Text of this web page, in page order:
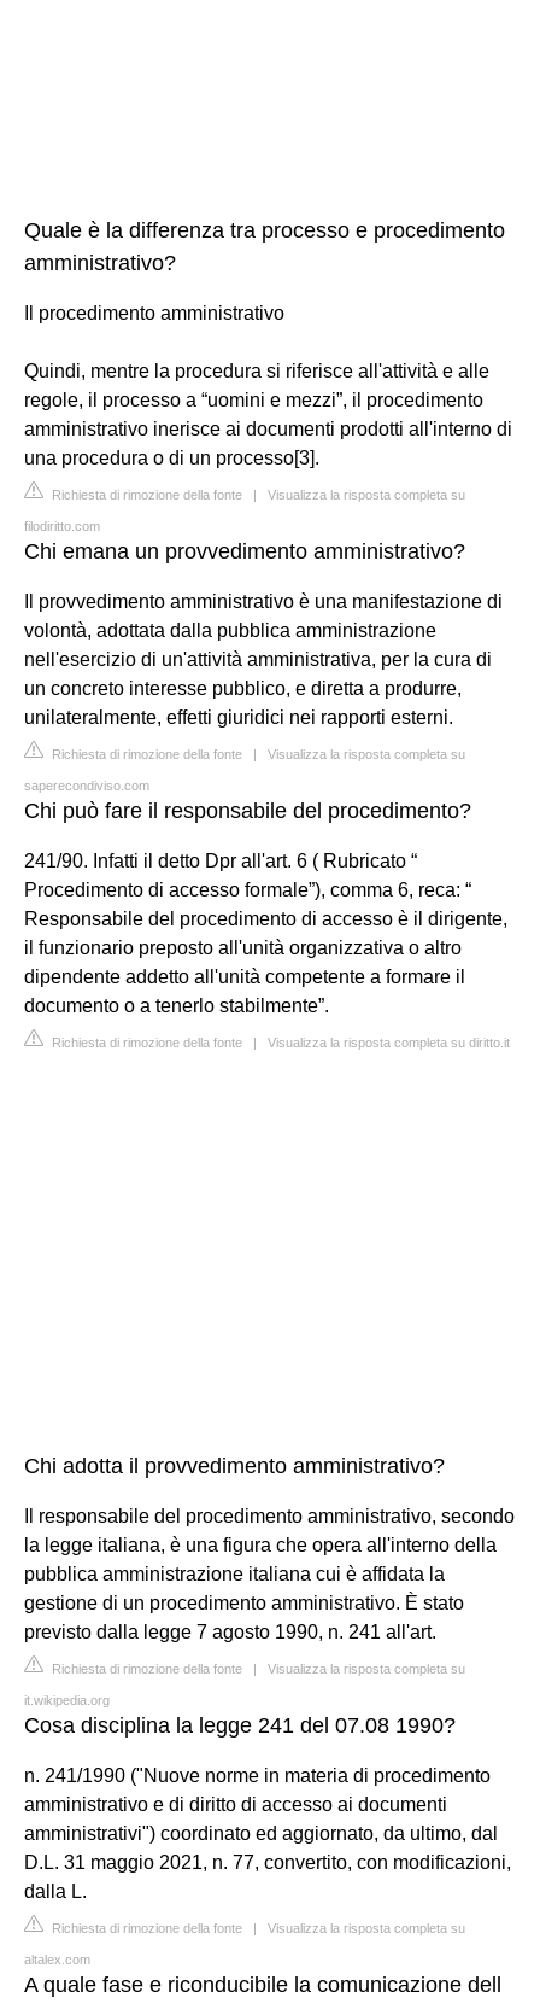
Quale è la differenza tra processo e procedimento
amministrativo?
Il procedimento amministrativo
Quindi, mentre la procedura si riferisce all'attività e alle
regole, il processo a “uomini e mezzi”, il procedimento
amministrativo inerisce ai documenti prodotti all'interno di
una procedura o di un processo[3].
Richiesta di rimozione della fonte | Visualizza la risposta completa su
filodiritto.com
Chi emana un provvedimento amministrativo?
Il provvedimento amministrativo è una manifestazione di
volontà, adottata dalla pubblica amministrazione
nell'esercizio di un'attività amministrativa, per la cura di
un concreto interesse pubblico, e diretta a produrre,
unilateralmente, effetti giuridici nei rapporti esterni.
Richiesta di rimozione della fonte | Visualizza la risposta completa su
saperecondiviso.com
Chi può fare il responsabile del procedimento?
241/90. Infatti il detto Dpr all'art. 6 ( Rubricato “
Procedimento di accesso formale”), comma 6, reca: “
Responsabile del procedimento di accesso è il dirigente,
il funzionario preposto all'unità organizzativa o altro
dipendente addetto all'unità competente a formare il
documento o a tenerlo stabilmente”.
Richiesta di rimozione della fonte | Visualizza la risposta completa su diritto.it
Chi adotta il provvedimento amministrativo?
Il responsabile del procedimento amministrativo, secondo
la legge italiana, è una figura che opera all'interno della
pubblica amministrazione italiana cui è affidata la
gestione di un procedimento amministrativo. È stato
previsto dalla legge 7 agosto 1990, n. 241 all'art.
Richiesta di rimozione della fonte | Visualizza la risposta completa su
it.wikipedia.org
Cosa disciplina la legge 241 del 07.08 1990?
n. 241/1990 ("Nuove norme in materia di procedimento
amministrativo e di diritto di accesso ai documenti
amministrativi") coordinato ed aggiornato, da ultimo, dal
D.L. 31 maggio 2021, n. 77, convertito, con modificazioni,
dalla L.
Richiesta di rimozione della fonte | Visualizza la risposta completa su
altalex.com
A quale fase e riconducibile la comunicazione dell